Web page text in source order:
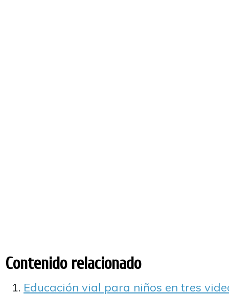
Contenido relacionado
Educación vial para niños en tres